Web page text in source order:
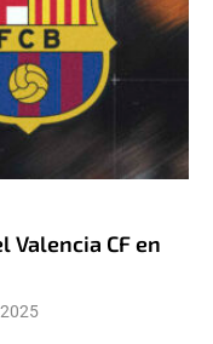
Valencia CF en